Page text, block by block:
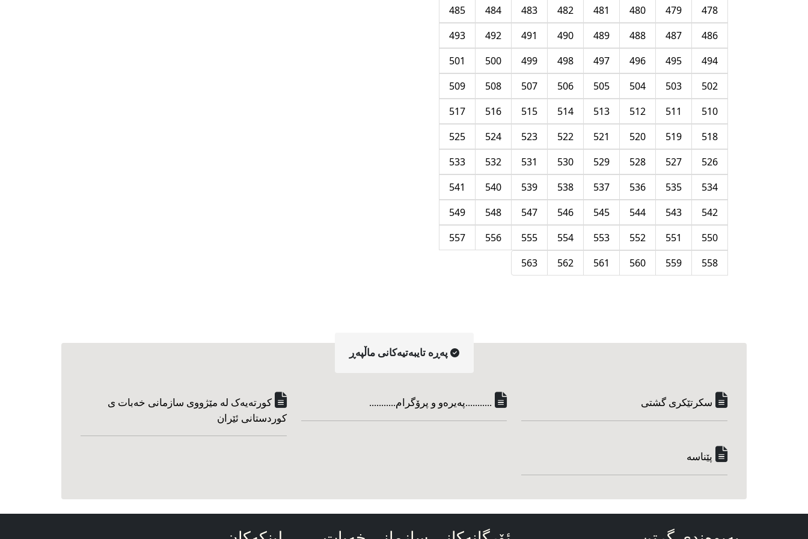
478
479
480
481
482
483
484
485
486
487
488
489
490
491
492
493
494
495
496
497
498
499
500
501
502
503
504
505
506
507
508
509
510
511
512
513
514
515
516
517
518
519
520
521
522
523
524
525
526
527
528
529
530
531
532
533
534
535
536
537
538
539
540
541
542
543
544
545
546
547
548
549
550
551
552
553
554
555
556
557
558
559
560
561
562
563
په‌ڕه‌ تایبه‌تیه‌کانی ماڵپه‌ڕ
سکرتێکری گشتی ...........په‌یره‌و و پرۆگرام...........
کورته‌یه‌ک له مێژووی سازمانی خه‌بات ی
کوردستانی ئێران
پێناسه‌